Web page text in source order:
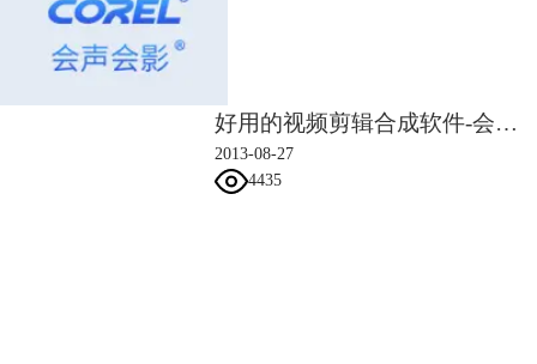
好用的视频剪辑合成软件-会声会影
2013-08-27
4435